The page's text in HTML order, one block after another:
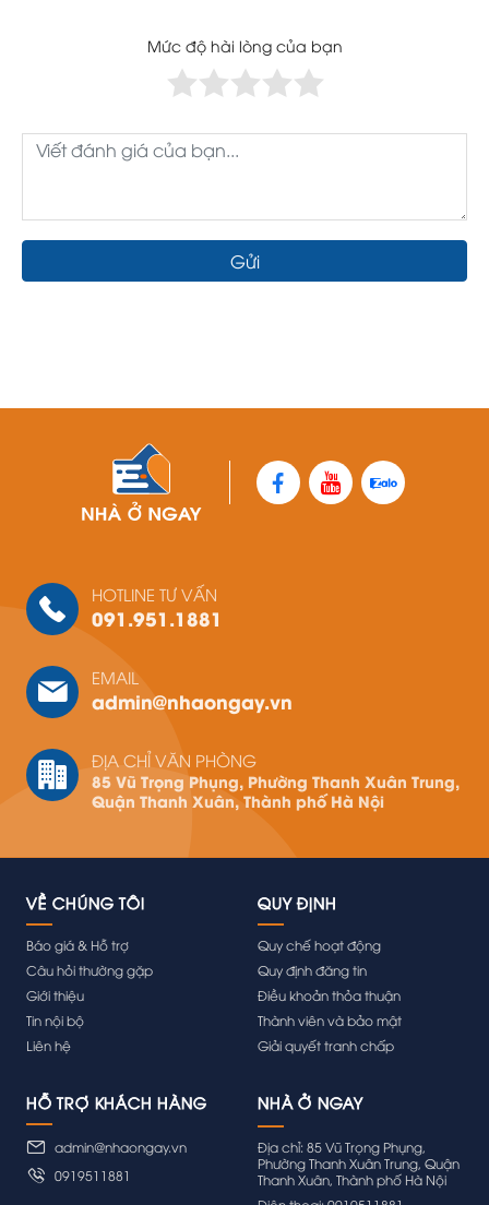
Mức độ hài lòng của bạn
Gửi
HOTLINE TƯ VẤN
091.951.1881
EMAIL
admin@nhaongay.vn
ĐỊA CHỈ VĂN PHÒNG
85 Vũ Trọng Phụng, Phường Thanh Xuân Trung,
Quận Thanh Xuân, Thành phố Hà Nội
VỀ CHÚNG TÔI
Báo giá & Hỗ trợ
Câu hỏi thường gặp
Giới thiệu
Tin nội bộ
Liên hệ
QUY ĐỊNH
Quy chế hoạt động
Quy định đăng tin
Điều khoản thỏa thuận
Thành viên và bảo mật
Giải quyết tranh chấp
HỖ TRỢ KHÁCH HÀNG
admin@nhaongay.vn
0919511881
Địa chỉ: 85 Vũ Trọng Phụng,
Phường Thanh Xuân Trung, Quận
Thanh Xuân, Thành phố Hà Nội